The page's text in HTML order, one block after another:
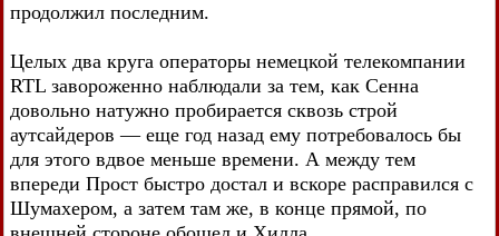
продолжил последним.
Целых два круга операторы немецкой телекомпании
RTL завороженно наблюдали за тем, как Сенна
довольно натужно пробирается сквозь строй
аутсайдеров — еще год назад ему потребовалось бы
для этого вдвое меньше времени. А между тем
впереди Прост быстро достал и вскоре расправился с
Шумахером, а затем там же, в конце прямой, по